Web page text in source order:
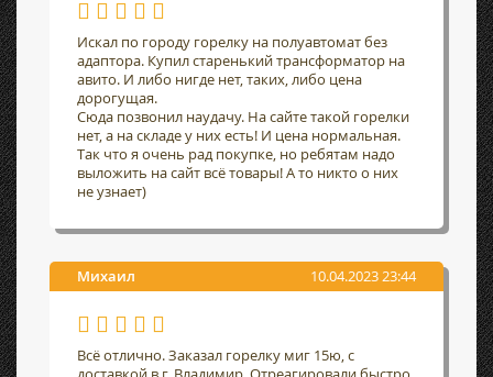
Искал по городу горелку на полуавтомат без
адаптора. Купил старенький трансформатор на
авито. И либо нигде нет, таких, либо цена
дорогущая.
Сюда позвонил наудачу. На сайте такой горелки
нет, а на складе у них есть! И цена нормальная.
Так что я очень рад покупке, но ребятам надо
выложить на сайт всё товары! А то никто о них
не узнает)
Михаил 10.04.2023 23:44
Всё отлично. Заказал горелку миг 15ю, с